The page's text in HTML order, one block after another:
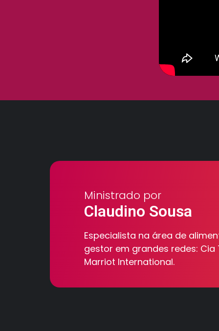
Ministrado por
Claudino Sousa
Especialista na área de
gestor em grandes redes:
Marriot International.